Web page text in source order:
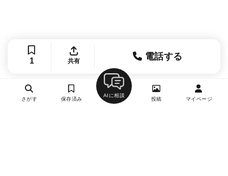
1 共有 電話する
さがす 保存済み
AIに相談
投稿 マイページ